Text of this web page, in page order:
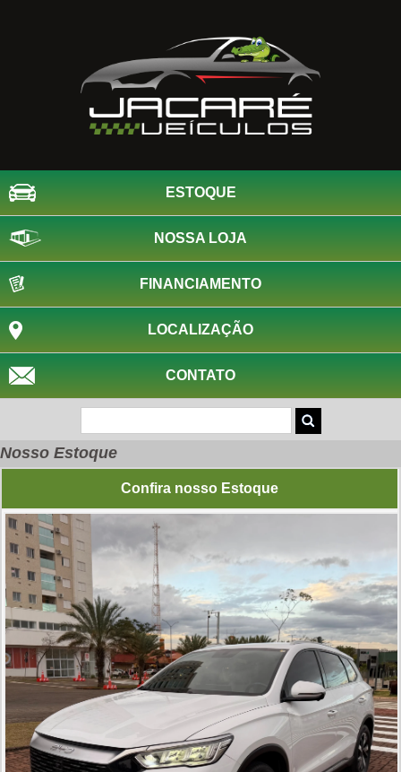
ESTOQUE
NOSSA LOJA
FINANCIAMENTO
LOCALIZAÇÃO
CONTATO
Nosso Estoque
Confira nosso Estoque